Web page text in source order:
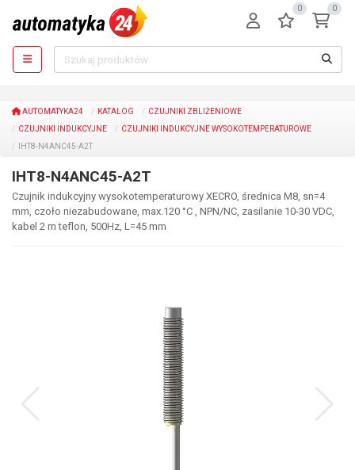
0 0
AUTOMATYKA24 KATALOG
CZUJNIKI ZBLIŻENIOWE
CZUJNIKI INDUKCYJNE
CZUJNIKI INDUKCYJNE WYSOKOTEMPERATUROWE
IHT8-N4ANC45-A2T
IHT8-N4ANC45-A2T
Czujnik indukcyjny wysokotemperaturowy XECRO, średnica M8, sn=4
mm, czoło niezabudowane, max.120 °C , NPN/NC, zasilanie 10-30 VDC,
kabel 2 m teflon, 500Hz, L=45 mm